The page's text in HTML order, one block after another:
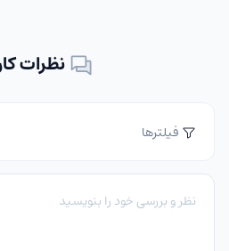
نظرات
فیلترها